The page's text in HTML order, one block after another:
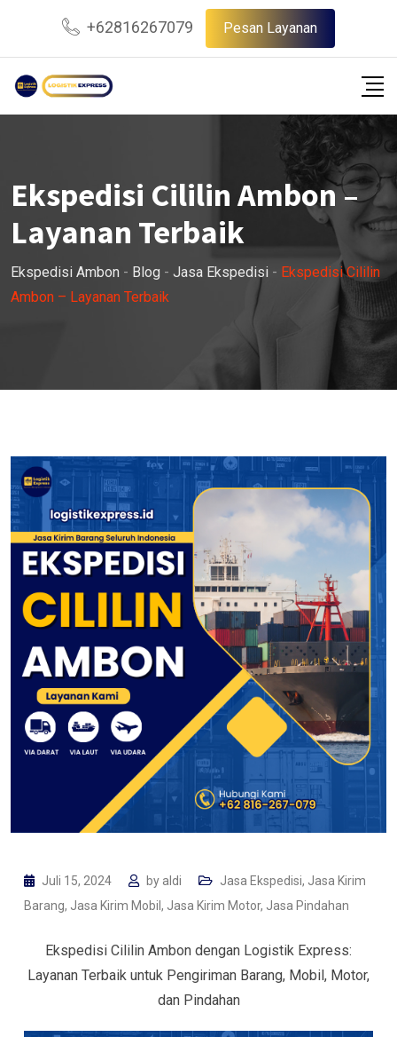
content
+62816267079 Pesan Layanan
Ekspedisi Cililin Ambon –
Layanan Terbaik
Ekspedisi Ambon - Blog - Jasa Ekspedisi - Ekspedisi Cililin
Ambon – Layanan Terbaik
Juli 15, 2024 by aldi Jasa Ekspedisi, Jasa Kirim
Barang, Jasa Kirim Mobil , Jasa Kirim Motor, Jasa Pindahan
Ekspedisi Cililin Ambon dengan Logistik Express:
Layanan Terbaik untuk Pengiriman Barang, Mobil, Motor,
dan Pindahan